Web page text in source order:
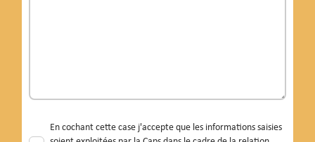
En cochant cette case j'accepte que les informations saisies